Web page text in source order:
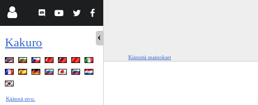
Kakuro
Käännä sivu.
Kiinnitä mainokset